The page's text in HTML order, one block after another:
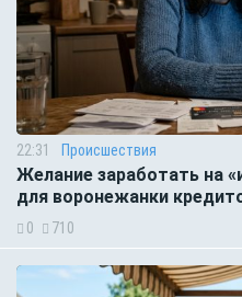
22:31 Происшествия
Желание заработать на
для воронежанки
0 710